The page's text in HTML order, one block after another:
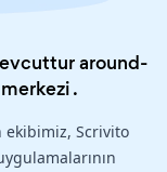
around-
.
ekibimiz, Scrivito